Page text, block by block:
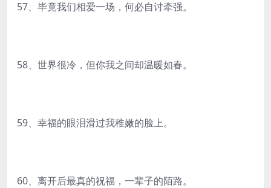
57、毕竟我们相爱一场，何必自讨牵强。
58、世界很冷，但你我之间却温暖如春。
59、幸福的眼泪滑过我稚嫩的脸上。
60、离开后最真的祝福，一辈子的陌路。